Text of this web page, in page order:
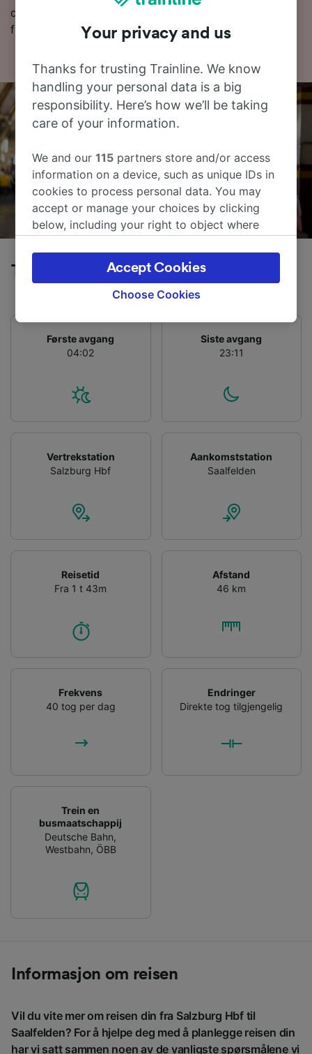
dagens første og siste tog, samt tips om hvor du
finner togbilletter til en lav pris.
Tog fra Salzburg Hbf til Saalfelden
Første avgang
04:02
Siste avgang
23:11
Vertrekstation
Salzburg Hbf
Aankomststation
Saalfelden
Reisetid
Fra 1 t 43m
Afstand
46 km
Frekvens
40 tog per dag
Endringer
Direkte tog tilgjengelig
Trein en
busmaatschappij
Deutsche Bahn,
Westbahn, ÖBB
Informasjon om reisen
Vil du vite mer om reisen din fra Salzburg Hbf til
Saalfelden? For å hjelpe deg med å planlegge reisen din
har vi satt sammen noen av de vanligste spørsmålene vi
Your privacy and us
Thanks for trusting Trainline. We know
handling your personal data is a big
responsibility. Here’s how we’ll be taking
care of your information.
We and our115 partners store and/or access
information on a device, such as unique IDs in
cookies to process personal data. You may
accept or manage your choices by clicking
below, including your right to object where
the privacy policy page. These choices will be
signaled to our partners and will not affect
browsing data. Your data will not be used for
track you.
We and our partners process data to provide:
and/or access information on a device.
advertising and content measurement,
audience research and services development.
List of Partners
Choose Cookies
Accept Cookies